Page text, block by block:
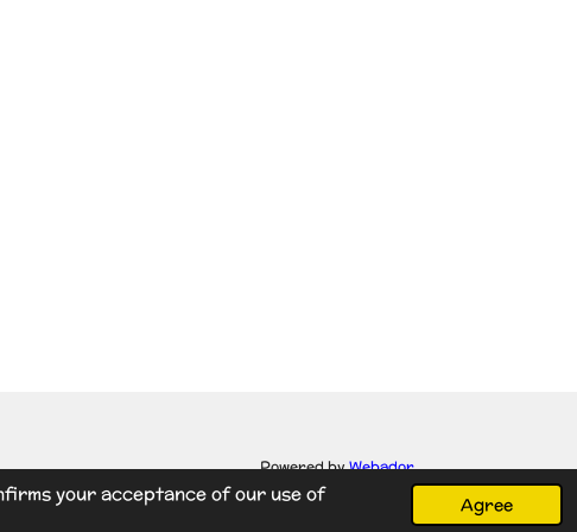
your acceptance of our use of
Agree
Powered byWebador